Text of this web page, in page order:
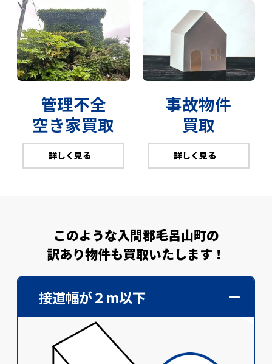
管理不全
空き家買取
詳しく見る
事故物件
買取
詳しく見る
このような入間郡毛呂山町の
訳あり物件も買取いたします！
接道幅が２m以下